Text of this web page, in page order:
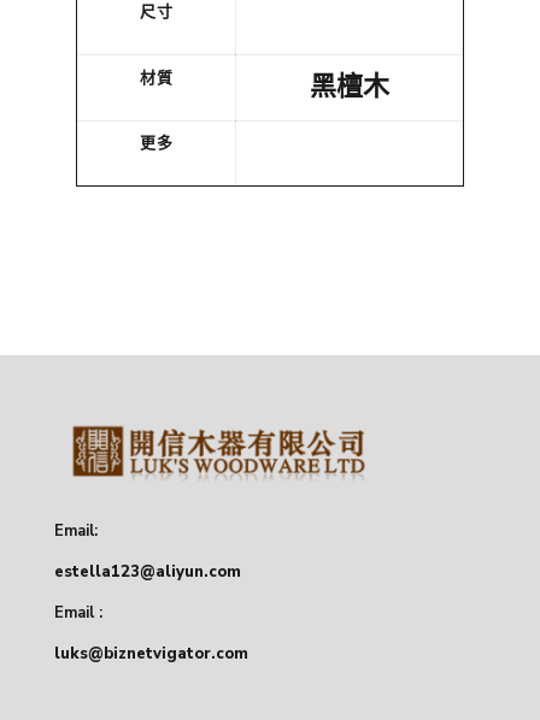
尺寸
材質 黑檀木
更多
Email:
estella123@aliyun.com
Email :
luks@biznetvigator.com